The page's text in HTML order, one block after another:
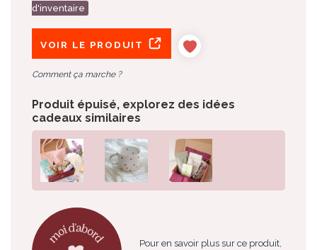
d'inventaire
VOIR LE PRODUIT
Comment ça marche ?
Produit épuisé, explorez des idées
cadeaux similaires
Pour en savoir plus sur ce produit,